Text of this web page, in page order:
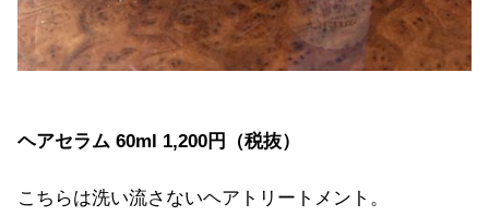
ヘアセラム 60ml 1,200円（税抜）
こちらは洗い流さないヘアトリートメント。